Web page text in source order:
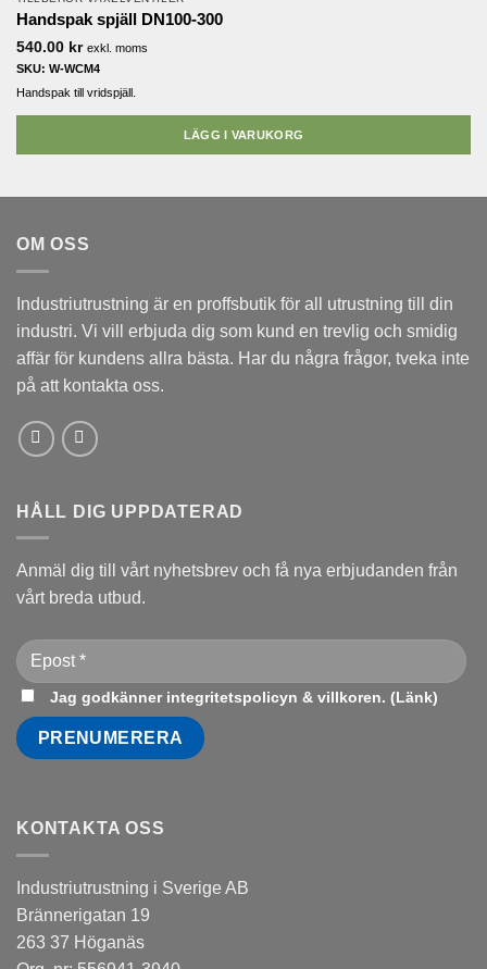
Handspak spjäll DN100-300
540.00 kr exkl. moms
SKU: W-WCM4
Handspak till vridspjäll.
LÄGG I VARUKORG
OM OSS
Industriutrustning är en proffsbutik för all utrustning till din
industri. Vi vill erbjuda dig som kund en trevlig och smidig
affär för kundens allra bästa. Har du några frågor, tveka inte
på att kontakta oss.
HÅLL DIG UPPDATERAD
Anmäl dig till vårt nyhetsbrev och få nya erbjudanden från
vårt breda utbud.
Jag godkänner integritetspolicyn & villkoren. (Länk)
KONTAKTA OSS
Industriutrustning i Sverige AB
Brännerigatan 19
263 37 Höganäs